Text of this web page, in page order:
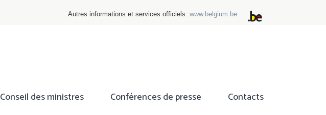
Autres informations et services officiels: www.belgium.be
Conseil des ministres Conférences de presse Contacts